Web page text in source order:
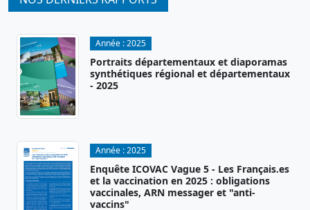
Année :2025
Portraits départementaux et diaporamas
synthétiques régional et départementaux
- 2025
Année :2025
Enquête ICOVAC Vague 5 - Les Français.es
et la vaccination en 2025 : obligations
vaccinales, ARN messager et "anti-
vaccins"